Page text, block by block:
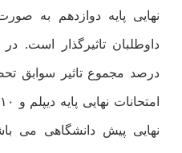
نهایی پایه دوازدهم به
نهایی پیش دانشگاهی می